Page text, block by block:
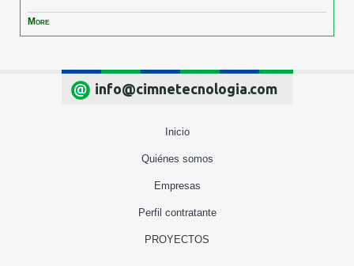
More
info@cimnetecnologia.com
Inicio
Quiénes somos
Empresas
Perfil contratante
PROYECTOS